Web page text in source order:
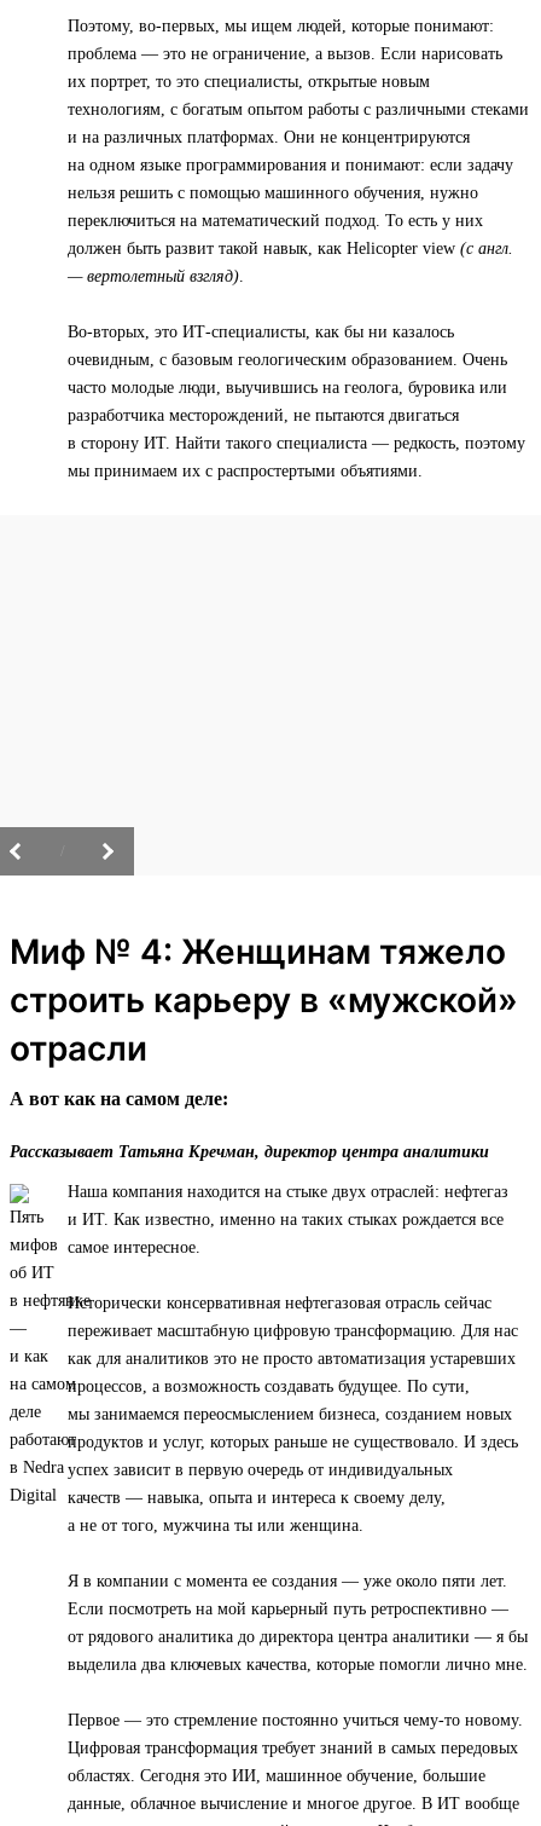
Поэтому, во-первых, мы ищем людей, которые понимают:
проблема — это не ограничение, а вызов. Если нарисовать
их портрет, то это специалисты, открытые новым
технологиям, с богатым опытом работы с различными стеками
и на различных платформах. Они не концентрируются
на одном языке программирования и понимают: если задачу
нельзя решить с помощью машинного обучения, нужно
переключиться на математический подход. То есть у них
должен быть развит такой навык, как Helicopter view (с англ.
— вертолетный взгляд).
Во-вторых, это ИТ-специалисты, как бы ни казалось
очевидным, с базовым геологическим образованием. Очень
часто молодые люди, выучившись на геолога, буровика или
разработчика месторождений, не пытаются двигаться
в сторону ИТ. Найти такого специалиста — редкость, поэтому
мы принимаем их с распростертыми объятиями.
Миф № 4: Женщинам тяжело
строить карьеру в «мужской»
отрасли
А вот как на самом деле:
Рассказывает Татьяна Кречман, директор центра аналитики
Наша компания находится на стыке двух отраслей: нефтегаз
и ИТ. Как известно, именно на таких стыках рождается все
самое интересное.
Исторически консервативная нефтегазовая отрасль сейчас
переживает масштабную цифровую трансформацию. Для нас
как для аналитиков это не просто автоматизация устаревших
процессов, а возможность создавать будущее. По сути,
мы занимаемся переосмыслением бизнеса, созданием новых
продуктов и услуг, которых раньше не существовало. И здесь
успех зависит в первую очередь от индивидуальных
качеств — навыка, опыта и интереса к своему делу,
а не от того, мужчина ты или женщина.
Я в компании с момента ее создания — уже около пяти лет.
Если посмотреть на мой карьерный путь ретроспективно —
от рядового аналитика до директора центра аналитики — я бы
выделила два ключевых качества, которые помогли лично мне.
Первое — это стремление постоянно учиться чему-то новому.
Цифровая трансформация требует знаний в самых передовых
областях. Сегодня это ИИ, машинное обучение, большие
данные, облачное вычисление и многое другое. В ИТ вообще